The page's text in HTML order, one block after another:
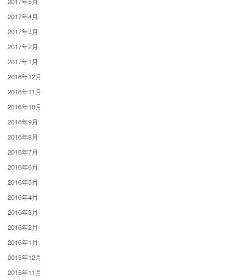
2017年4月
2017年3月
2017年2月
2017年1月
2016年12月
2016年11月
2016年10月
2016年9月
2016年8月
2016年7月
2016年6月
2016年5月
2016年4月
2016年3月
2016年2月
2016年1月
2015年12月
2015年11月